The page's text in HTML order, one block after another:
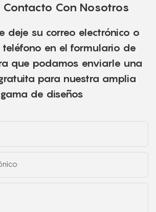
Contacto Con Nosotros
deje su correo electrónico o
teléfono en el formulario de
que podamos enviarle una
para nuestra amplia
gama de diseños